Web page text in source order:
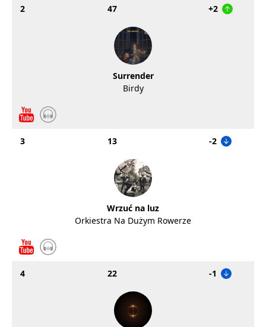
2 47 +2
Surrender
Birdy
3 13 -2
Wrzuć na luz
Orkiestra Na Dużym Rowerze
4 22 -1